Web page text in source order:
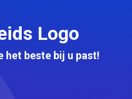
Logo
het beste bij u past!